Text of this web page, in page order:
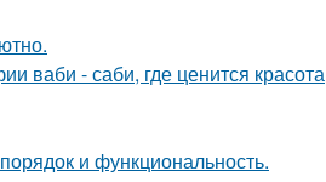
ваби - саби, где ценится красота
и функциональность.